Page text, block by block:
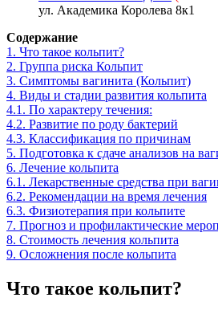
ул. Академика Королева 8к1
Содержание
1. Что такое кольпит?
2. Группа риска Кольпит
3. Симптомы вагинита (Кольпит)
4. Виды и стадии развития кольпита
4.1. По характеру течения:
4.2. Развитие по роду бактерий
4.3. Классификация по причинам
5. Подготовка к сдаче анализов на
6. Лечение кольпита
6.1. Лекарственные средства при
6.2. Рекомендации на время лечения
6.3. Физиотерапия при кольпите
7. Прогноз и профилактические
8. Стоимость лечения кольпита
9. Осложнения после кольпита
Что такое кольпит?